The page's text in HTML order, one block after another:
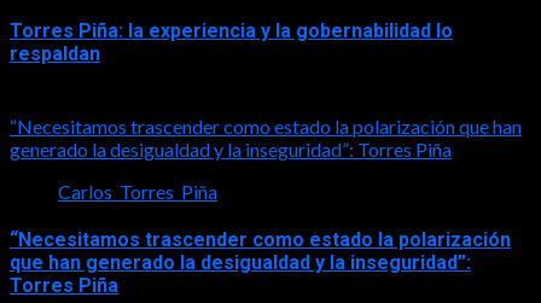
Torres Piña: la experiencia y la gobernabilidad lo
respaldan
“Necesitamos trascender como estado la polarización que han
generado la desigualdad y la inseguridad”: Torres Piña
Carlos_Torres_Piña
“Necesitamos trascender como estado la polarización
que han generado la desigualdad y la inseguridad”:
Torres Piña